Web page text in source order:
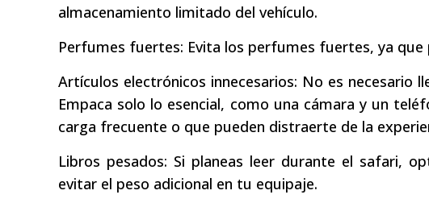
almacenamiento limitado del vehículo.
Perfumes fuertes: Evita los perfumes fuertes, ya
Artículos electrónicos innecesarios: No es necesario
Empaca solo lo esencial, como una cámara y un
carga frecuente o que pueden distraerte de la
Libros pesados: Si planeas leer durante el safari,
evitar el peso adicional en tu equipaje.